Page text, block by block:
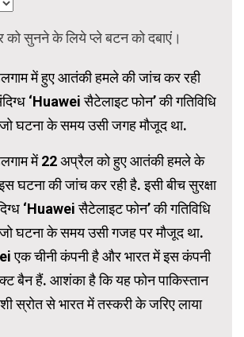
में हुए आतंकी हमले की जांच कर रही
‘Huawei सैटेलाइट फोन’ की गतिविधि
घटना के समय उसी जगह मौजूद था.
में 22 अप्रैल को हुए आतंकी हमले के
घटना की जांच कर रही है. इसी बीच सुरक्षा
‘Huawei सैटेलाइट फोन’ की गतिविधि
घटना के समय उसी गजह पर मौजूद था.
चीनी कंपनी है और भारत में इस कंपनी
बैन हैं. आशंका है कि यह फोन पाकिस्तान
स्रोत से भारत में तस्करी के जरिए लाया